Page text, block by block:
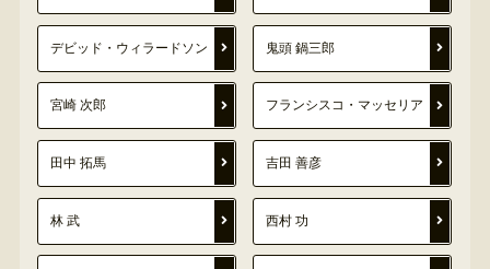
デビッド・ウィラードソン 鬼頭 鍋三郎
宮崎 次郎 フランシスコ・マッセリア
田中 拓馬 吉田 善彦
林 武 西村 功